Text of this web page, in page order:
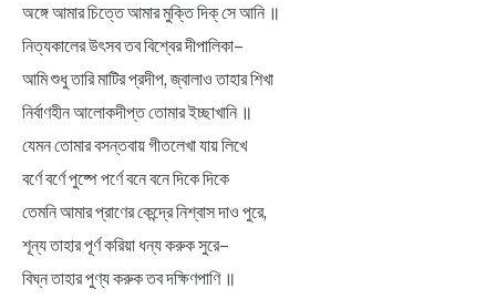
অঙ্গে আমার চিত্তে আমার মুক্তি দিক্‌ সে আনি ॥
নিত্যকালের উৎসব তব বিশ্বের দীপালিকা–
আমি শুধু তারি মাটির প্রদীপ, জ্বালাও তাহার শিখা
নির্বাণহীন আলোকদীপ্ত তোমার ইচ্ছাখানি ॥
যেমন তোমার বসন্তবায় গীতলেখা যায় লিখে
বর্ণে বর্ণে পুষ্পে পর্ণে বনে বনে দিকে দিকে
তেমনি আমার প্রাণের কেন্দ্রে নিশ্বাস দাও পুরে,
শূন্য তাহার পূর্ণ করিয়া ধন্য করুক সুরে–
বিঘ্ন তাহার পুণ্য করুক তব দক্ষিণপাণি ॥